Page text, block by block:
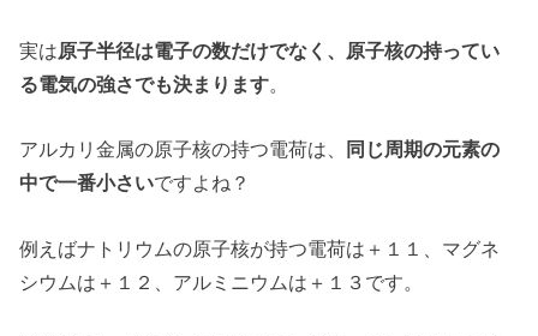
実は原子半径は電子の数だけでなく、原子核の持ってい
る電気の強さでも決まります。
アルカリ金属の原子核の持つ電荷は、
同じ周期の元素の
中で一番小さいですよね？
例えばナトリウムの原子核が持つ電荷は＋１１、マグネ
シウムは＋１２、アルミニウムは＋１３です。